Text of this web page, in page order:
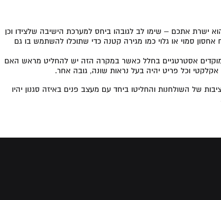
ישרת אתכם – שימו לב לגובהו ביחס למערכת הישיבה שלצידו וכן
סמוי או גלוי כמו מגירה קטנה כדי שתוכלו להשתמש בו גם
אסטרטגיים בחלל כאשר במקרה הזה יש להחליט מראש האם
וכל פריט יהיה בעל נראות שונה, גובה אחר.
של השולחנות והחליטו ביחד עם מעצב פנים באיזה סגנון יהיו